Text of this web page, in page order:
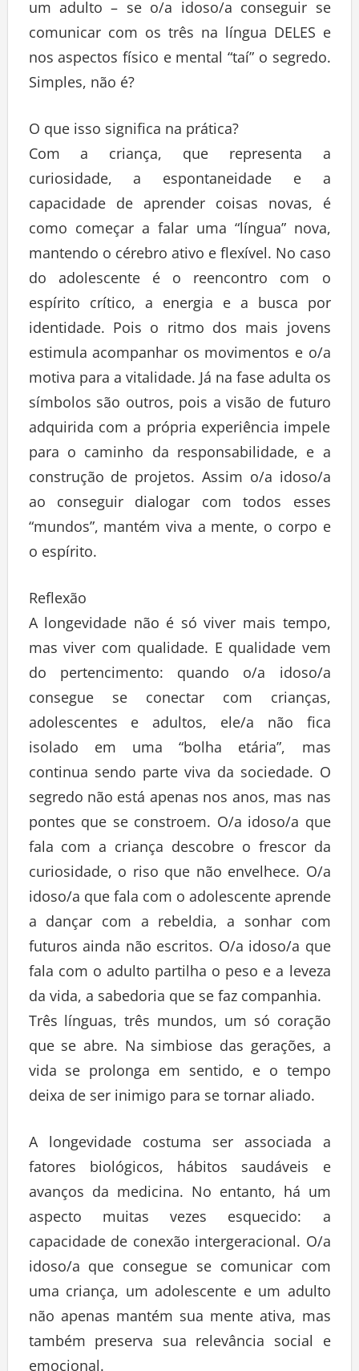
um adulto – se o/a idoso/a conseguir se
comunicar com os três na língua DELES e
nos aspectos físico e mental “taí” o segredo.
Simples, não é?
O que isso significa na prática?
Com a criança, que representa a
curiosidade, a espontaneidade e a
capacidade de aprender coisas novas, é
como começar a falar uma “língua” nova,
mantendo o cérebro ativo e flexível. No caso
do adolescente é o reencontro com o
espírito crítico, a energia e a busca por
identidade. Pois o ritmo dos mais jovens
estimula acompanhar os movimentos e o/a
motiva para a vitalidade. Já na fase adulta os
símbolos são outros, pois a visão de futuro
adquirida com a própria experiência impele
para o caminho da responsabilidade, e a
construção de projetos. Assim o/a idoso/a
ao conseguir dialogar com todos esses
“mundos”, mantém viva a mente, o corpo e
o espírito.
Reflexão
A longevidade não é só viver mais tempo,
mas viver com qualidade. E qualidade vem
do pertencimento: quando o/a idoso/a
consegue se conectar com crianças,
adolescentes e adultos, ele/a não fica
isolado em uma “bolha etária”, mas
continua sendo parte viva da sociedade. O
segredo não está apenas nos anos, mas nas
pontes que se constroem. O/a idoso/a que
fala com a criança descobre o frescor da
curiosidade, o riso que não envelhece. O/a
idoso/a que fala com o adolescente aprende
a dançar com a rebeldia, a sonhar com
futuros ainda não escritos. O/a idoso/a que
fala com o adulto partilha o peso e a leveza
da vida, a sabedoria que se faz companhia.
Três línguas, três mundos, um só coração
que se abre. Na simbiose das gerações, a
vida se prolonga em sentido, e o tempo
deixa de ser inimigo para se tornar aliado.
A longevidade costuma ser associada a
fatores biológicos, hábitos saudáveis e
avanços da medicina. No entanto, há um
aspecto muitas vezes esquecido: a
capacidade de conexão intergeracional. O/a
idoso/a que consegue se comunicar com
uma criança, um adolescente e um adulto
não apenas mantém sua mente ativa, mas
também preserva sua relevância social e